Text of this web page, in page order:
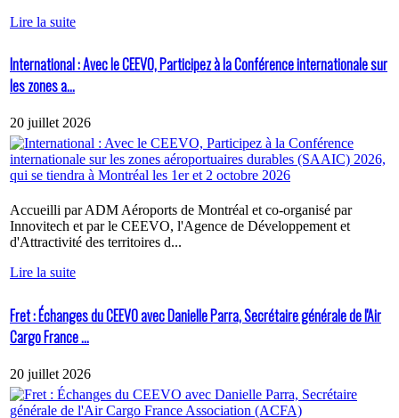
Lire la suite
International : Avec le CEEVO, Participez à la Conférence internationale sur
les zones a...
20 juillet 2026
Accueilli par ADM Aéroports de Montréal et co-organisé par
Innovitech et par le CEEVO, l'Agence de Développement et
d'Attractivité des territoires d...
Lire la suite
Fret : Échanges du CEEVO avec Danielle Parra, Secrétaire générale de l'Air
Cargo France ...
20 juillet 2026